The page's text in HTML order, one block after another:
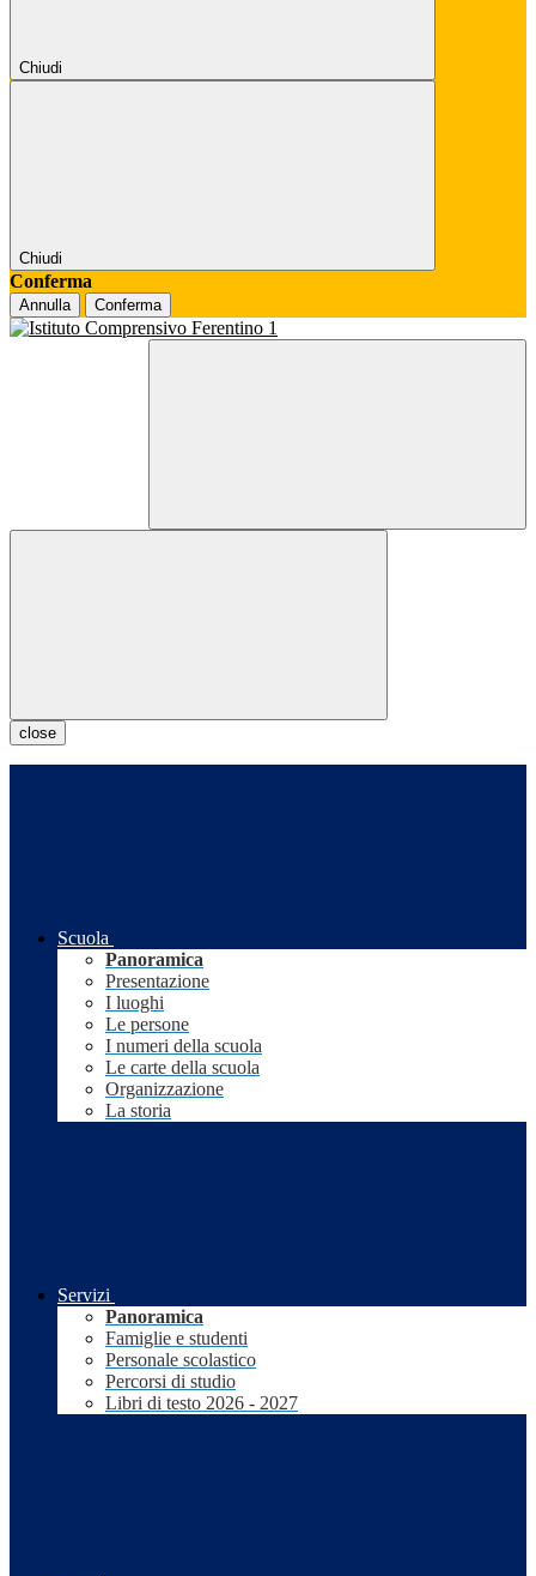
Chiudi
Chiudi
Conferma
Annulla Conferma
close
Scuola
Panoramica
Presentazione
I luoghi
Le persone
I numeri della scuola
Le carte della scuola
Organizzazione
La storia
Servizi
Panoramica
Famiglie e studenti
Personale scolastico
Percorsi di studio
Libri di testo 2026 - 2027